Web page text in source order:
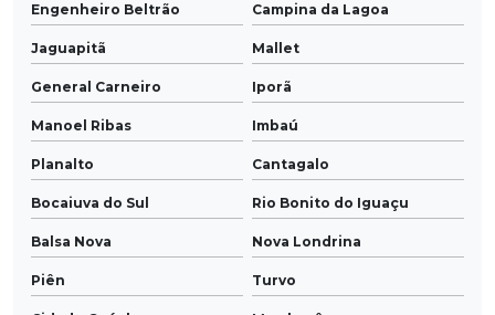
Engenheiro Beltrão Campina da Lagoa
Jaguapitã Mallet
General Carneiro Iporã
Manoel Ribas Imbaú
Planalto Cantagalo
Bocaiuva do Sul Rio Bonito do Iguaçu
Balsa Nova Nova Londrina
Piên Turvo